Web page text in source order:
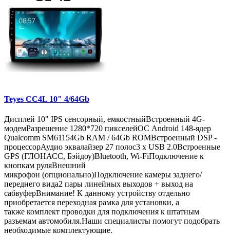
Teyes CC4L 10" 4/64Gb
Дисплей 10" IPS сенсорный, емкостныйВстроенный 4G-
модемРазрешение 1280*720 пикселейОС Android 148-ядер
Qualcomm SM61154Gb RAM / 64Gb ROMВстроенный DSP -
процессорАудио эквалайзер 27 полос3 x USB 2.0Встроенныe
GPS (ГЛОНАСС, Бэйдоу)Bluetooth, Wi-FiПодключение к
кнопкам руляВнешний
микрофон (опционально)Подключение камеры заднего/
переднего вида2 пары линейных выходов + выход на
сабвуферВнимание! К данному устройству отдельно
приобретается переходная рамка для установки, а
также комплект проводки для подключения к штатным
разъемам автомобиля.Наши специалисты помогут подобрать
необходимые комплектующие.